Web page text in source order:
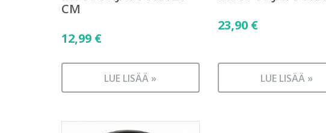
CM
12,99 €
LUE LISÄÄ »
23,90 €
LUE LISÄÄ »